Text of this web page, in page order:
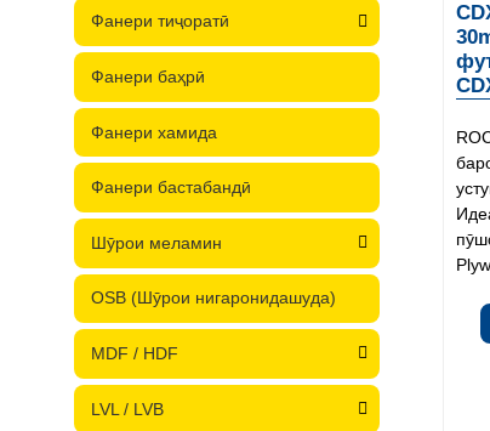
Фанери тиҷоратӣ
Фанери баҳрӣ
Фанери хамида
Фанери бастабандӣ
Шӯрои меламин
OSB (Шӯрои нигаронидашуда)
MDF / HDF
LVL / LVB